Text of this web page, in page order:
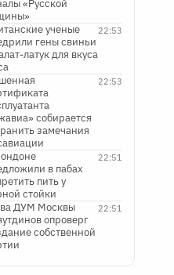
«Русской
22:53
ученые
гены свиньи
латук для вкуса
22:53
собирается
замечания
22:51
в пабах
пить у
стойки
22:51
ДУМ Москвы
опроверг
собственной